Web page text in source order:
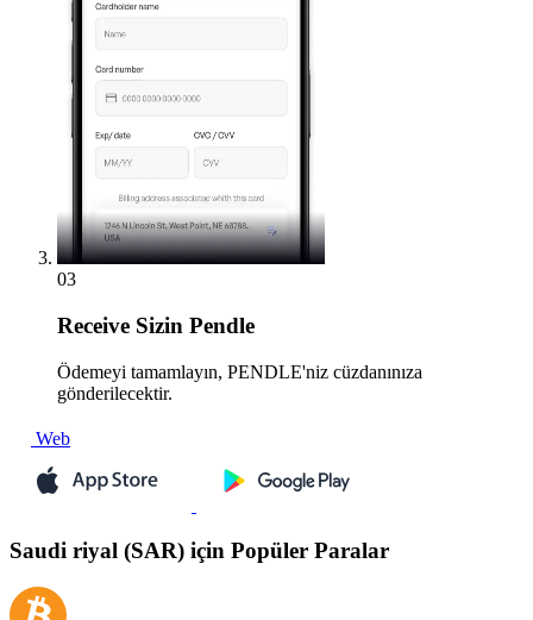
03
Receive Sizin Pendle
Ödemeyi tamamlayın, PENDLE'niz cüzdanınıza
gönderilecektir.
Web
Saudi riyal (SAR) için Popüler Paralar